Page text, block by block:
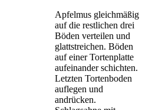
Apfelmus gleichmäßig
auf die restlichen drei
Böden verteilen und
glattstreichen. Böden
auf einer Tortenplatte
aufeinander schichten.
Letzten Tortenboden
auflegen und
andrücken.